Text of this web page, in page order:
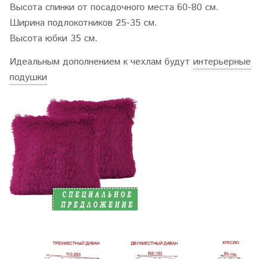
Высота спинки от посадочного места 60-80 см.
Ширина подлокотников 25-35 см.
Высота юбки 35 см.
Идеальным дополнением к чехлам будут интерьерные
подушки